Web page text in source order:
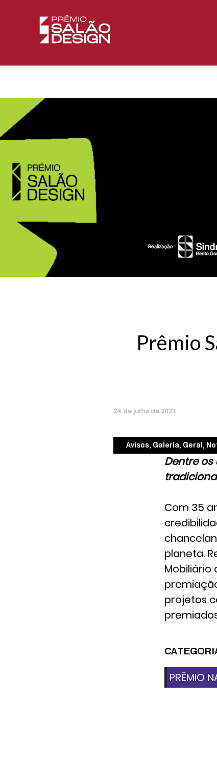
Prêmio
24 de julho de 2023
Avisos, Galeria, Geral ,
Dentre os
Com 35
planeta.
Mobiliário
projetos
PRÊMIO